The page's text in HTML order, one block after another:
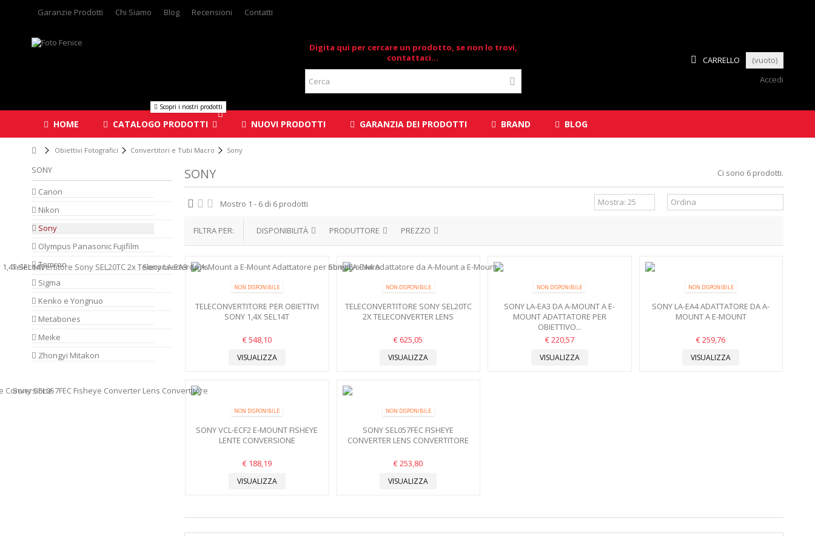
Garanzie Prodotti Chi Siamo Blog Recensioni Contatti
Digita qui per cercare un prodotto, se non lo trovi,
contattaci...
CARRELLO
(vuoto)
Accedi
HOME CATALOGO PRODOTTI
Scopri i nostri prodotti
NUOVI PRODOTTI GARANZIA DEI PRODOTTI BRAND BLOG
Obiettivi Fotografici Convertitori e Tubi Macro Sony
SONY Ci sono 6 prodotti.
Mostro 1 - 6 di 6 prodotti
FILTRA PER: DISPONIBILITÀ PRODUTTORE PREZZO
NON DISPONIBILE
TELECONVERTITORE PER OBIETTIVI
SONY 1,4X SEL14T
€ 548,10
VISUALIZZA
NON DISPONIBILE
TELECONVERTITORE SONY SEL20TC
2X TELECONVERTER LENS
€ 625,05
VISUALIZZA
NON DISPONIBILE
SONY LA-EA3 DA A-MOUNT A E-
MOUNT ADATTATORE PER
OBIETTIVO...
€ 220,57
VISUALIZZA
NON DISPONIBILE
SONY LA-EA4 ADATTATORE DA A-
MOUNT A E-MOUNT
€ 259,76
VISUALIZZA
NON DISPONIBILE
SONY VCL-ECF2 E-MOUNT FISHEYE
LENTE CONVERSIONE
€ 188,19
VISUALIZZA
NON DISPONIBILE
SONY SEL057FEC FISHEYE
CONVERTER LENS CONVERTITORE
€ 253,80
VISUALIZZA
SONY
Canon
Nikon
Sony
Olympus Panasonic Fujifilm
Tamron
Sigma
Kenko e Yongnuo
Metabones
Meike
Zhongyi Mitakon